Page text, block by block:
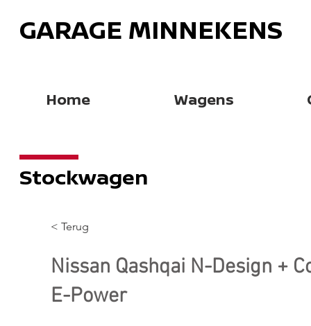
GARAGE MINNEKENS
Home Wagens
Stockwagen
< Terug
Nissan Qashqai N-Design +
E-Power